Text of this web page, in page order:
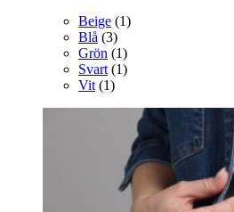
Beige (1)
Blå (3)
Grön (1)
Svart (1)
Vit (1)